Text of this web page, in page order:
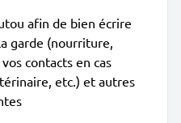
afin de bien écrire
garde (nourriture,
contacts en cas
etc.) et autres